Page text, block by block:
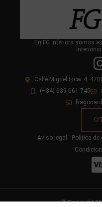
En FG Interiors somos
Calle Miguel Íscar 4,
(+34) 639 661 745
Aviso legal Política de
© Copyright